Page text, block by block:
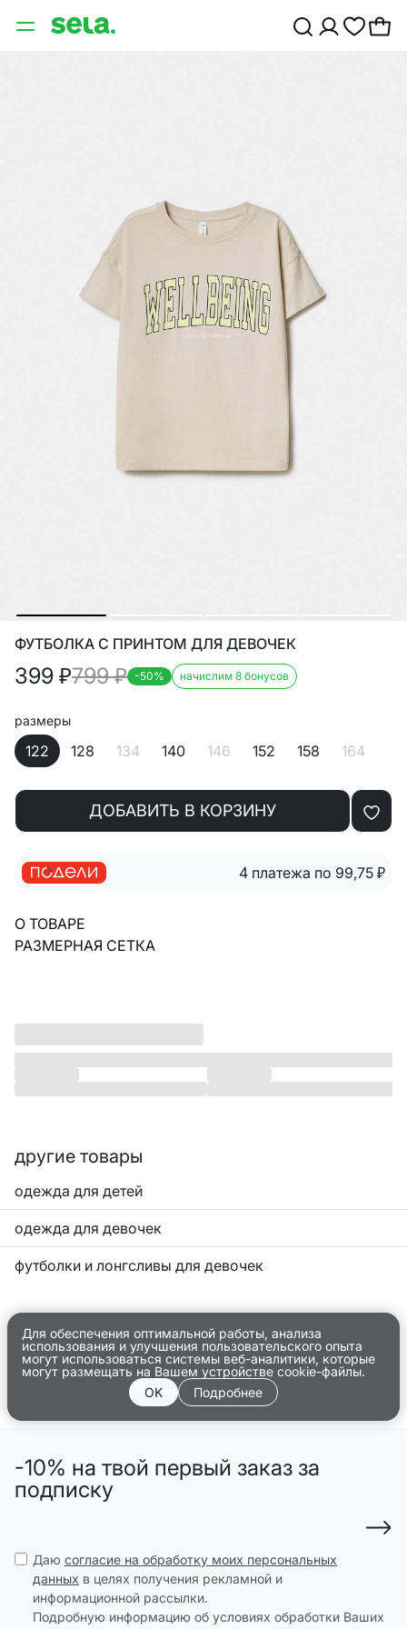
ФУТБОЛКА С ПРИНТОМ ДЛЯ ДЕВОЧЕК
399 ₽799₽ -50% начислим 8 бонусов
размеры
122 128 134 140 146 152 158 164
ДОБАВИТЬ В КОРЗИНУ
4 платежа по 99,75 ₽
О ТОВАРЕ
РАЗМЕРНАЯ СЕТКА
другие товары
одежда для детей
одежда для девочек
футболки и лонгсливы для девочек
Для обеспечения оптимальной работы, анализа
использования и улучшения пользовательского опыта
могут использоваться системы веб-аналитики, которые
могут размещать на Вашем устройстве cookie-файлы.
OK
Подробнее
-10% на твой первый заказ за
подписку
Даю согласие на обработку моих персональных
данных в целях получения рекламной и
информационной рассылки.
Подробную информацию об условиях обработки Ваших